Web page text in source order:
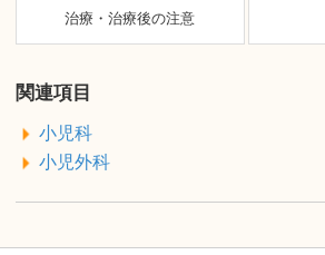
治療・治療後の注意
関連項目
小児科
小児外科